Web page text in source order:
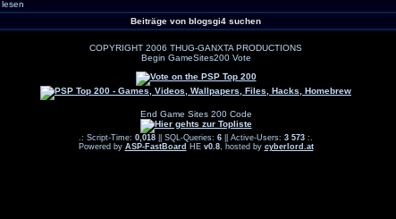
lesen
Beiträge von blogsgi4 suchen
COPYRIGHT 2006 THUG-GANXTA PRODUCTIONS
Begin GameSites200 Vote
End Game Sites 200 Code
.: Script-Time: 0,018 || SQL-Queries: 6 || Active-Users: 3 573 :.
Powered by ASP-FastBoard HE v0.8, hosted by cyberlord.at